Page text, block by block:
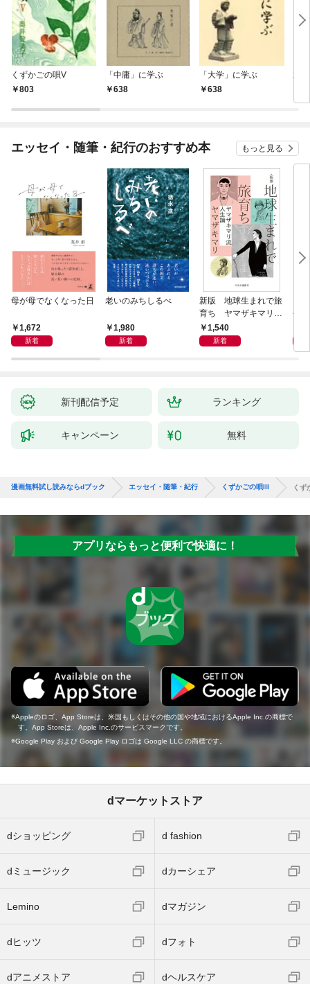
くずかごの唄V
803
「中庸」に学ぶ
638
「大学」に学ぶ
638
水
エッセイ・随筆・紀行のおすすめ本 もっと見る
母が母でなくなった日
1,672
新着
老いのみちしるべ
1,980
新着
新版 地球生まれで旅
育ち ヤマザキマリ流
人生論
1,540
新着
今
た
新刊配信予定 ランキング
キャンペーン 無料
漫画無料試し読みならdブック エッセイ・随筆・紀行 くずかごの唄III くず
アプリならもっと便利で快適に！
Appleのロゴ、App Storeは、米国もしくはその他の国や地域におけるApple Inc.の商標で
す。App Storeは、Apple Inc.のサービスマークです。
Google Play および Google Play ロゴは Google LLC の商標です。
dマーケットストア
dショッピング d fashion
dミュージック dカーシェア
Lemino dマガジン
dヒッツ dフォト
dアニメストア dヘルスケア